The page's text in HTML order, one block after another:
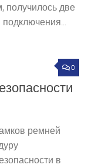
получилось две
0
ремней
в